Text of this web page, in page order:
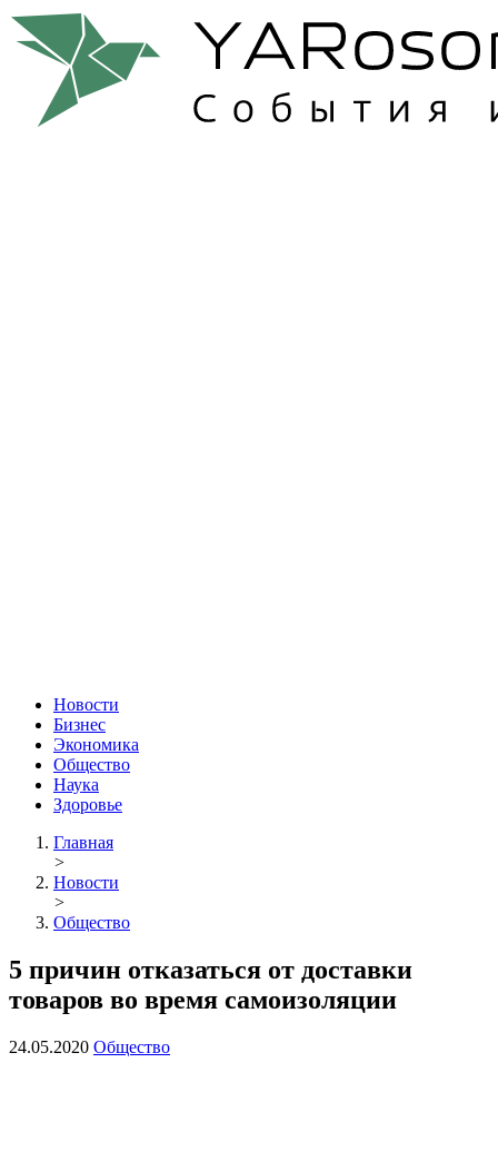
Новости
Бизнес
Экономика
Общество
Наука
Здоровье
Главная
>
Новости
>
Общество
5 причин отказаться от доставки
товаров во время самоизоляции
24.05.2020 Общество